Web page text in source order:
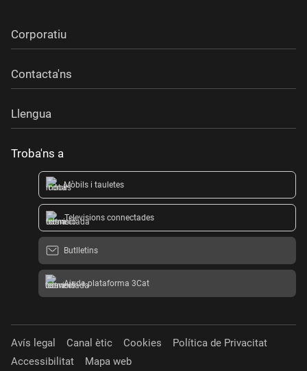
Corporatiu
Contacta'ns
Llengua
Troba'ns a
Mòbils i tauletes
Televisions connectades
Butlletins
Ajuda plataforma 3Cat
Avís legal Canal ètic Cookies
Política de Privacitat
Accessibilitat
Mapa web